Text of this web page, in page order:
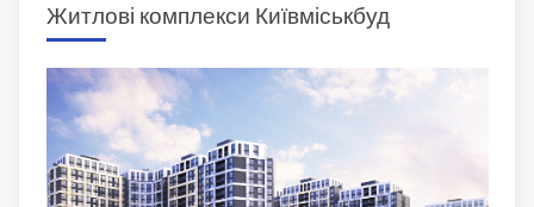
Житлові комплекси Київміськбуд